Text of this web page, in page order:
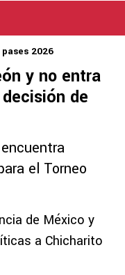
2026
y no entra
de
el Torneo
de México y
a Chicharito